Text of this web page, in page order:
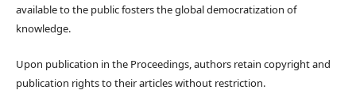
available to the public fosters the global democratization of
knowledge.
Upon publication in the Proceedings, authors retain copyright and
publication rights to their articles without restriction.